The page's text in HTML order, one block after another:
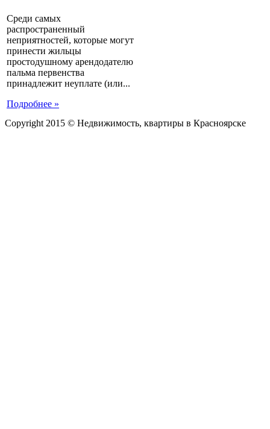
Среди самых
распространенный
неприятностей, которые могут
принести жильцы
простодушному арендодателю
пальма первенства
принадлежит неуплате (или...
Подробнее »
Copyright 2015 © Недвижимость, квартиры в Красноярске